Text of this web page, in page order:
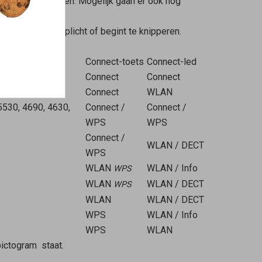
(zie tabel) oplicht of begint te knipperen.
Connect-toets Connect-led
Connect
Connect
Connect
WLAN
4690, 4630,
Connect /
WPS
Connect /
WPS
Connect /
WPS
WLAN / DECT
WLAN WPS
WLAN / Info
WLAN WPS
WLAN / DECT
WLAN
WLAN / DECT
WPS
WLAN / Info
WPS
WLAN
staat.